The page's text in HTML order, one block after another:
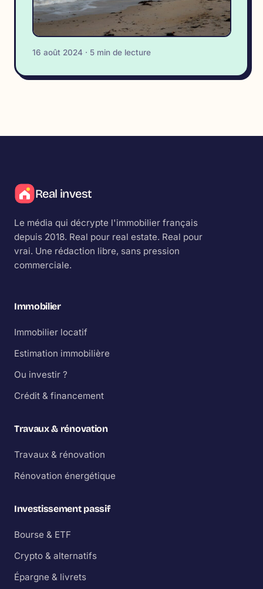
16 août 2024 · 5 min de lecture
Real invest
Le média qui décrypte l'immobilier français
depuis 2018. Real pour real estate. Real pour
vrai. Une rédaction libre, sans pression
commerciale.
Immobilier
Immobilier locatif
Estimation immobilière
Ou investir ?
Crédit & financement
Travaux & rénovation
Travaux & rénovation
Rénovation énergétique
Investissement passif
Bourse & ETF
Crypto & alternatifs
Épargne & livrets